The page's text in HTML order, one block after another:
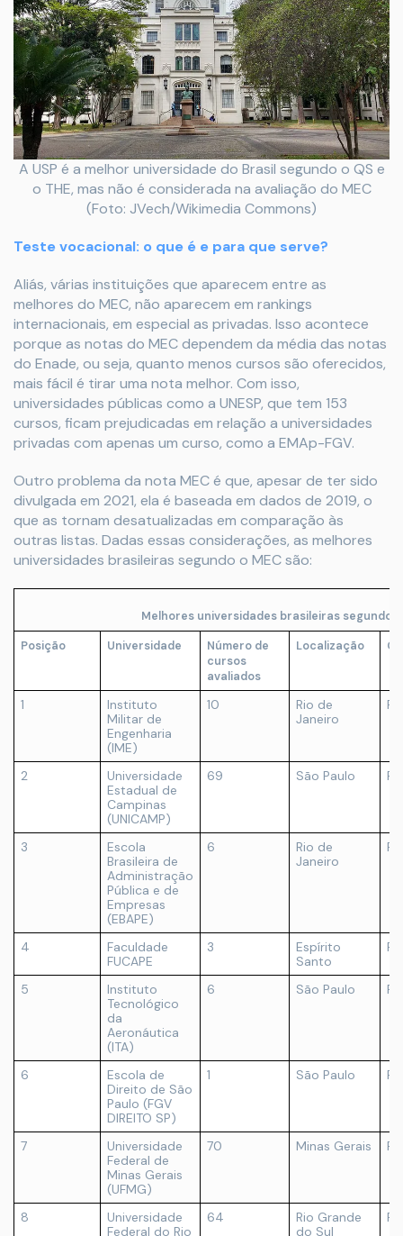
A USP é a melhor universidade do Brasil segundo o QS e
o THE, mas não é considerada na avaliação do MEC
(Foto: JVech/Wikimedia Commons)
Teste vocacional: o que é e para que serve?
Aliás, várias instituições que aparecem entre as
melhores do MEC, não aparecem em rankings
internacionais, em especial as privadas. Isso acontece
porque as notas do MEC dependem da média das notas
do Enade, ou seja, quanto menos cursos são oferecidos,
mais fácil é tirar uma nota melhor. Com isso,
universidades públicas como a UNESP, que tem 153
cursos, ficam prejudicadas em relação a universidades
privadas com apenas um curso, como a EMAp-FGV.
Outro problema da nota MEC é que, apesar de ter sido
divulgada em 2021, ela é baseada em dados de 2019, o
que as tornam desatualizadas em comparação às
outras listas. Dadas essas considerações, as melhores
universidades brasileiras segundo o MEC são:
Melhores universidades brasileiras segundo o
Posição Universidade
Número de
cursos
avaliados
Localização
1
Instituto
Militar de
Engenharia
(IME)
10
Rio de
Janeiro
2
Universidade
Estadual de
Campinas
(UNICAMP)
69 São Paulo
3
Escola
Brasileira de
Administração
Pública e de
Empresas
(EBAPE)
6
Rio de
Janeiro
4
Faculdade
FUCAPE
3
Espírito
Santo
5
Instituto
Tecnológico
da
Aeronáutica
(ITA)
6 São Paulo
6
Escola de
Direito de São
Paulo (FGV
DIREITO SP)
1 São Paulo
7
Universidade
Federal de
Minas Gerais
(UFMG)
70 Minas Gerais
8
Universidade
Federal do Rio
64
Rio Grande
do Sul